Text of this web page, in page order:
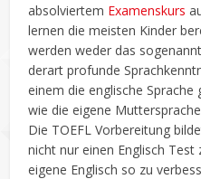
absolviertem Examenskurs
lernen die meisten Kinder
werden weder das
derart profunde
einem die englische
wie die eigene
Die TOEFL Vorbereitung
nicht nur einen Englisch
eigene Englisch so zu